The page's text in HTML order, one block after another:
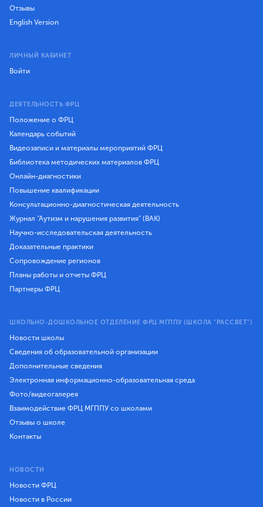
Отзывы
English Version
ЛИЧНЫЙ КАБИНЕТ
Войти
ДЕЯТЕЛЬНОСТЬ ФРЦ
Положение о ФРЦ
Календарь событий
Видеозаписи и материалы мероприятий ФРЦ
Библиотека методических материалов ФРЦ
Онлайн-диагностики
Повышение квалификации
Консультационно-диагностическая деятельность
Журнал "Аутизм и нарушения развития" (ВАК)
Научно-исследовательская деятельность
Доказательные практики
Сопровождение регионов
Планы работы и отчеты ФРЦ
Партнеры ФРЦ
ШКОЛЬНО-ДОШКОЛЬНОЕ ОТДЕЛЕНИЕ ФРЦ МГППУ (ШКОЛА "РАССВЕТ")
Новости школы
Сведения об образовательной организации
Дополнительные сведения
Электронная информационно-образовательная среда
Фото/видеогалерея
Взаимодействие ФРЦ МГППУ со школами
Отзывы о школе
Контакты
НОВОСТИ
Новости ФРЦ
Новости в России